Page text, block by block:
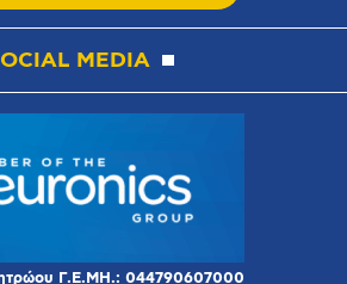
MEDIA